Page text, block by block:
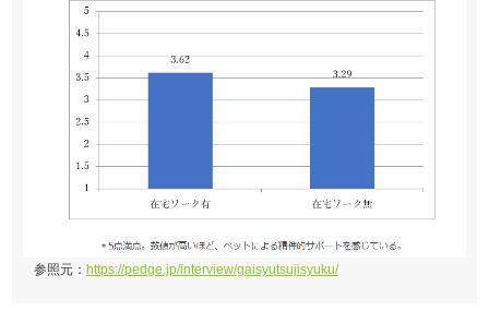
参照元： https://pedge.jp/interview/gaisyutsujisyuku/